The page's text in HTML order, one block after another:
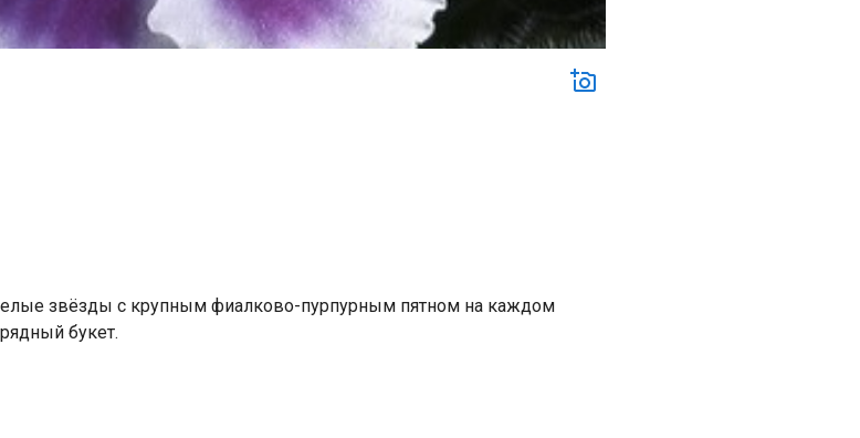
звёзды с крупным фиалково-пурпурным пятном на каждом
букет.